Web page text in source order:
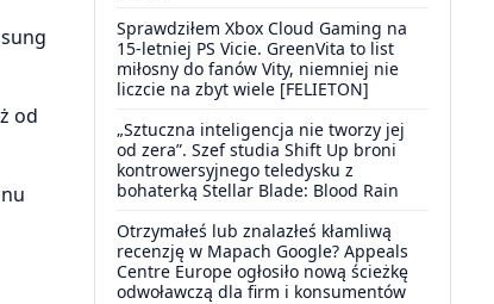
od
Sprawdziłem Xbox Cloud Gaming na
15-letniej PS Vicie. GreenVita to list
miłosny do fanów Vity, niemniej nie
liczcie na zbyt wiele [FELIETON]
„Sztuczna inteligencja nie tworzy jej
od zera”. Szef studia Shift Up broni
kontrowersyjnego teledysku z
bohaterką Stellar Blade: Blood Rain
Otrzymałeś lub znalazłeś kłamliwą
recenzję w Mapach Google? Appeals
Centre Europe ogłosiło nową ścieżkę
odwoławczą dla firm i konsumentów